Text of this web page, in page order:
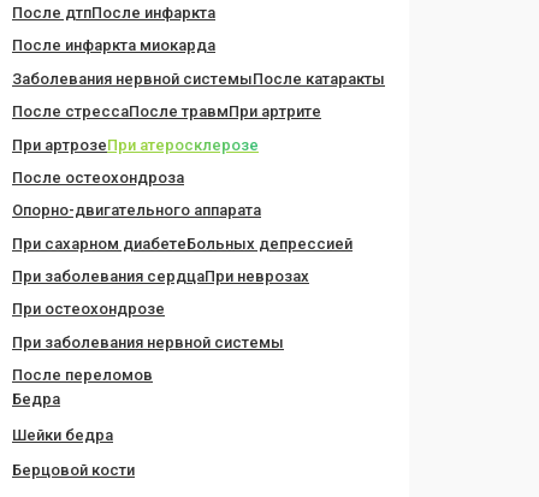
После дтпПосле инфаркта
После инфаркта миокарда
Заболевания нервной системыПосле катаракты
После стрессаПосле травмПри артрите
При артрозеПри атеросклерозе
После остеохондроза
Опорно-двигательного аппарата
При сахарном диабетеБольных депрессией
При заболевания сердцаПри неврозах
При остеохондрозе
При заболевания нервной системы
После переломов
Бедра
Шейки бедра
Берцовой кости